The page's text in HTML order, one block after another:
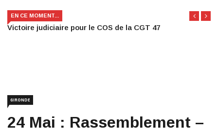
EN CE MOMENT...
Victoire judiciaire pour le COS de la CGT 47
GIRONDE
24 Mai : Rassemblement –